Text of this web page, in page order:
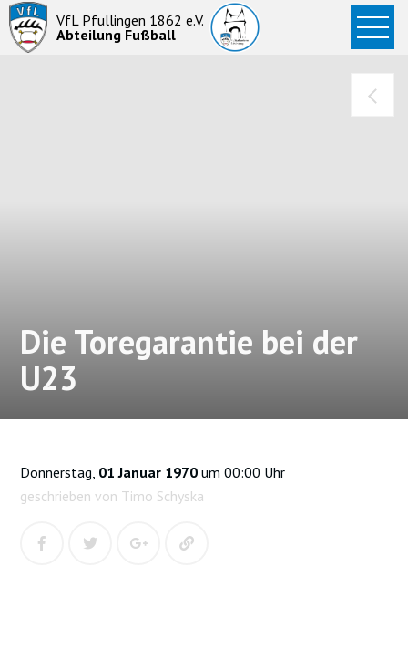
VfL Pfullingen 1862 e.V.
Abteilung Fußball
Startseite
News
Die Toregarantie bei der
U23
Donnerstag, 01 Januar 1970 um 00:00 Uhr
geschrieben von Timo Schyska